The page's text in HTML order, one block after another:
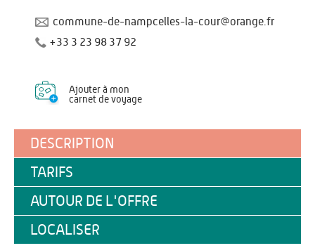
commune-de-nampcelles-la-cour@orange.fr
+33 3 23 98 37 92
Ajouter à mon
carnet de voyage
DESCRIPTION
TARIFS
AUTOUR DE L'OFFRE
LOCALISER